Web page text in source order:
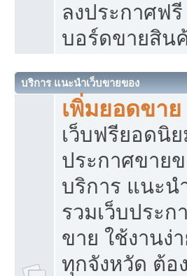
ลงประกาศฟรี
บอร์ดขายสิน
บริการ แนะนำเว็บขายของ
เพิ่มยอดขา
เว็บฟรียอดนิ
ประกาศขาย
บริการ แนะน
รวมเว็บประก
ขาย ใช้งานง่
ทุกจังหวัด ต้อ